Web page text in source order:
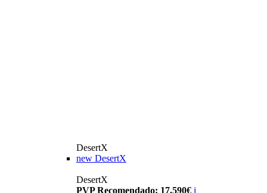
DesertX
new DesertX
DesertX
PVP Recomendado: 17.590€ i